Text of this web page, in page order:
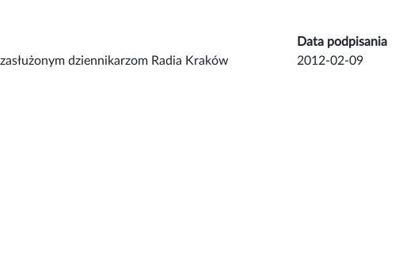
Data podpisania
dziennikarzom Radia Kraków 2012-02-09